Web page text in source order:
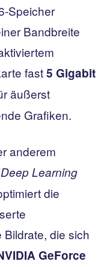
Speicher
Bandbreite
fast5 Gigabit
äußerst
Grafiken.
anderem
Deep Learning
die
die sich
GeForce